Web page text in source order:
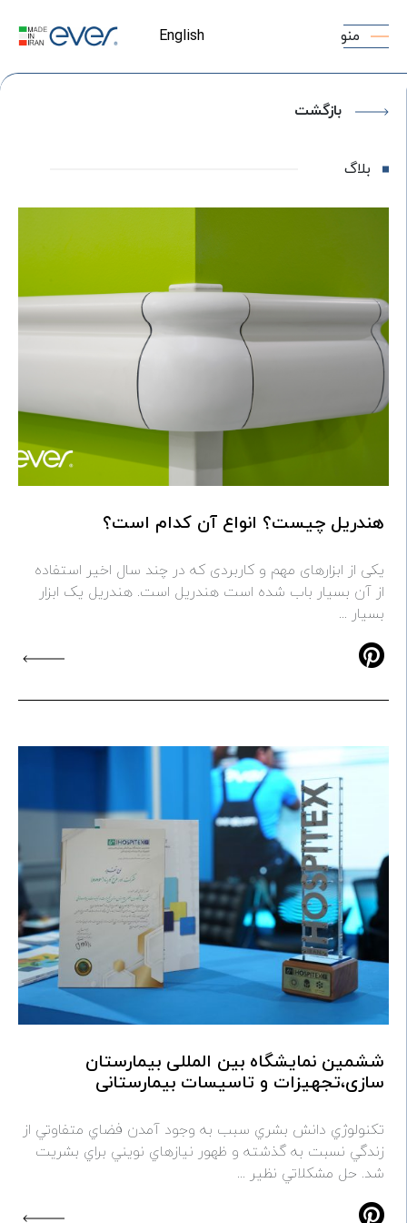
منو English
بازگشت
بلاگ
هندریل چیست؟ انواع آن کدام است؟
یکی از ابزارهای مهم و کاربردی که در چند سال اخیر استفاده
از آن بسیار باب شده است هندریل است. هندریل یک ابزار
بسیار ...
ششمین نمایشگاه بین المللی بیمارستان
سازی،تجهیزات و تاسیسات بیمارستانی
تكنولوژي دانش بشري سبب به وجود آمدن فضاي متفاوتي از
زندگي نسبت به گذشته و ظهور نيازهاي نويني براي بشريت
شد. حل مشكلاتي نظير ...